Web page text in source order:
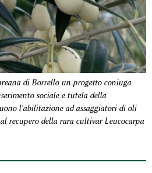
di Borrello un progetto coniuga
sociale e tutela della
l'abilitazione ad assaggiatori di oli
recupero della rara cultivar Leucocarpa